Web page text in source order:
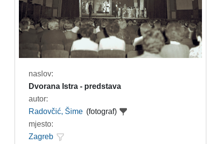
naslov:
Dvorana Istra - predstava
autor:
Radovčić, Šime (fotograf)
mjesto:
Zagreb